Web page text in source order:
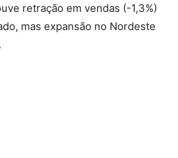
retração em vendas (-1,3%)
mas expansão no Nordeste